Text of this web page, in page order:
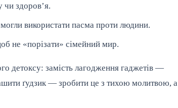
здоров’я.
використати пасма проти людини.
не «порізати» сімейний мир.
детоксу: замість лагодження гаджетів —
ґудзик — зробити це з тихою молитвою, а